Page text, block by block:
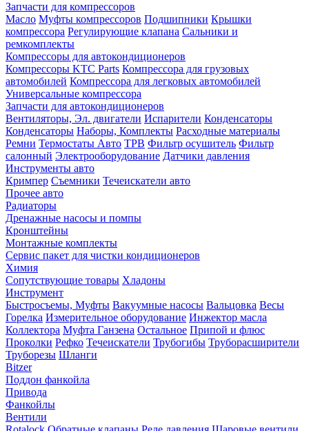
Запчасти для компрессоров
Масло Муфты компрессоров Подшипники Крышки
компрессора Регулирующие клапана Сальники и
ремкомплекты
Компрессоры для автокондиционеров
Компрессоры KTC Parts Компрессора для грузовых
автомобилей Компрессора для легковых автомобилей
Универсальные компрессора
Запчасти для автокондиционеров
Вентиляторы, Эл. двигатели Испарители Конденсаторы
Конденсаторы Наборы, Комплекты Расходные материалы
Ремни Термостаты Авто ТРВ Фильтр осушитель Фильтр
салонный Электрооборудование Датчики давления
Инструменты авто
Кримпер Съемники Течеискатели авто
Прочее авто
Радиаторы
Дренажные насосы и помпы
Кронштейны
Монтажные комплекты
Сервис пакет для чистки кондиционеров
Химия
Сопутствующие товары Хладоны
Инструмент
Быстросъемы, Муфты Вакуумные насосы Вальцовка Весы
Горелка Измерительное оборудование Инжектор масла
Коллектора Муфта Ганзена Остальное Припой и флюс
Проколки Рефко Течеискатели Трубогибы Труборасширители
Труборезы Шланги
Bitzer
Поддон фанкойла
Привода
Фанкойлы
Вентили